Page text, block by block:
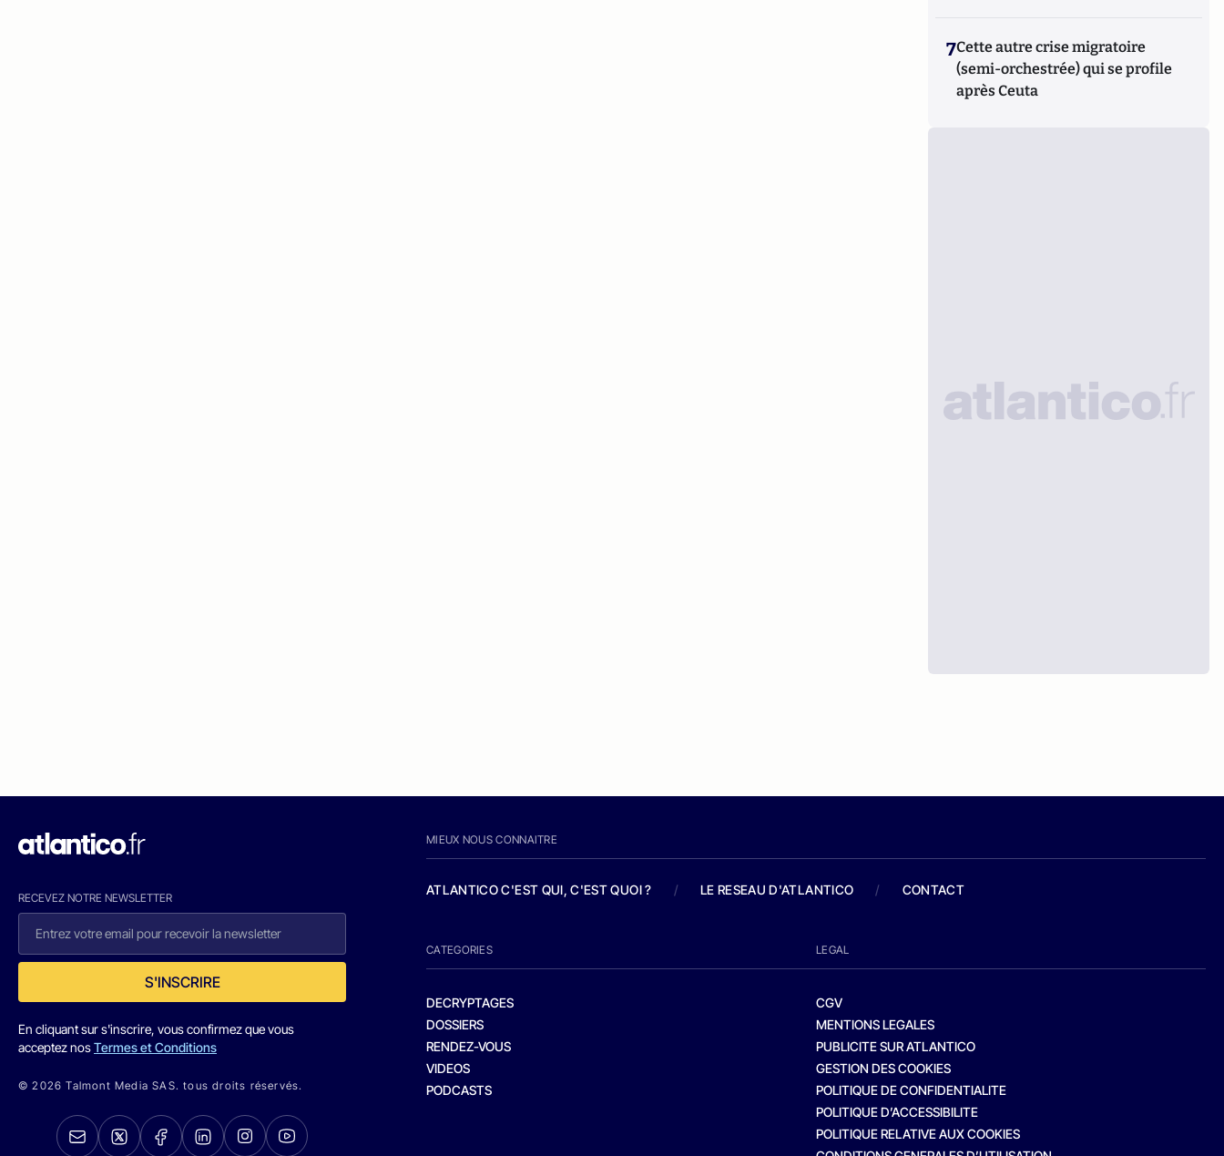
7Cette autre crise migratoire
(semi-orchestrée) qui se profile
après Ceuta
RECEVEZ NOTRE NEWSLETTER
S'INSCRIRE
En cliquant sur s'inscrire, vous confirmez que vous
acceptez nosTermes et Conditions
© 2026 Talmont Media SAS. tous droits réservés.
MIEUX NOUS CONNAITRE
ATLANTICO C'EST QUI, C'EST QUOI ? / LE RESEAU D'ATLANTICO / CONTACT
CATEGORIES
DECRYPTAGES
DOSSIERS
RENDEZ-VOUS
VIDEOS
PODCASTS
LEGAL
CGV
MENTIONS LEGALES
PUBLICITE SUR ATLANTICO
GESTION DES COOKIES
POLITIQUE DE CONFIDENTIALITE
POLITIQUE D’ACCESSIBILITE
POLITIQUE RELATIVE AUX COOKIES